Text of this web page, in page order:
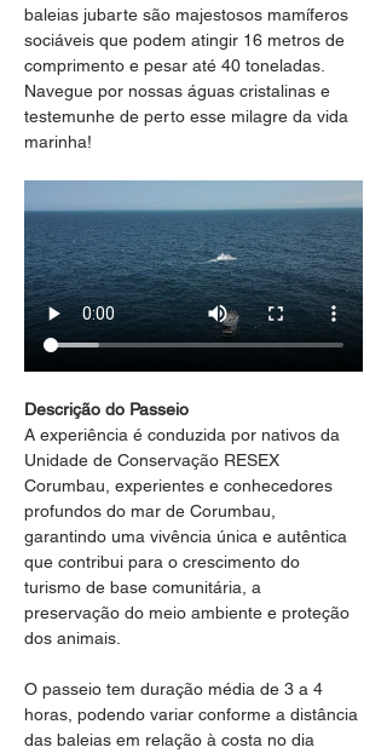
baleias jubarte são majestosos mamíferos
sociáveis que podem atingir 16 metros de
comprimento e pesar até 40 toneladas.
Navegue por nossas águas cristalinas e
testemunhe de perto esse milagre da vida
marinha!
Descrição do Passeio
A experiência é conduzida por nativos da
Unidade de Conservação RESEX
Corumbau, experientes e conhecedores
profundos do mar de Corumbau,
garantindo uma vivência única e autêntica
que contribui para o crescimento do
turismo de base comunitária, a
preservação do meio ambiente e proteção
dos animais.
O passeio tem duração média de 3 a 4
horas, podendo variar conforme a distância
das baleias em relação à costa no dia